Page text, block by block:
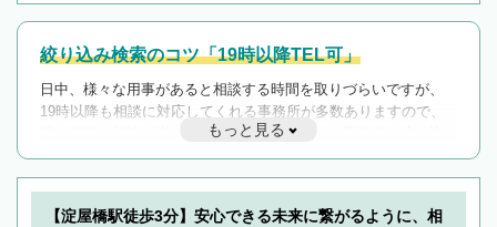
絞り込み検索のコツ「19時以降TEL可」
日中、様々な用事があると相談する時間を取りづらいですが、
19時以降も相談に対応してくれる事務所が多数ありますので、
遅い時間の相談が増えそうな場合はそのような事務所に絞り込
んで検索してみましょう。
19時以降TEL可の条件
を加えて再検索
もっと見る
【淀屋橋駅徒歩3分】安心できる未来に繋がるように、相